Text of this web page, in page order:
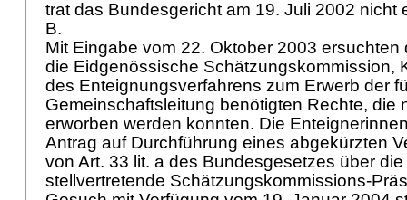
trat das Bundesgericht am 19. Juli 2002 nicht
B.
Mit Eingabe vom 22. Oktober 2003 ersuchten
die Eidgenössische Schätzungskommission,
des Enteignungsverfahrens zum Erwerb der
Gemeinschaftsleitung benötigten Rechte, die
erworben werden konnten. Die
Antrag auf Durchführung eines abgekürzten
von Art. 33 lit. a des Bundesgesetzes über
stellvertretende Schätzungskommissions-